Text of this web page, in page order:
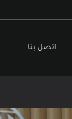
اتصل بنا